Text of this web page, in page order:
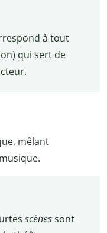
à tout
qui sert de
mêlant
scènessont